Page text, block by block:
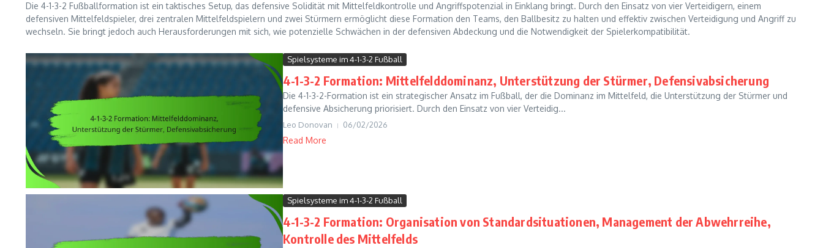
Die 4-1-3-2 Fußballformation ist ein taktisches Setup, das defensive Solidität mit Mittelfeldkontrolle und Angriffspotenzial in Einklang bringt. Durch den Einsatz von vier Verteidigern, einem
defensiven Mittelfeldspieler, drei zentralen Mittelfeldspielern und zwei Stürmern ermöglicht diese Formation den Teams, den Ballbesitz zu halten und effektiv zwischen Verteidigung und Angriff zu
wechseln. Sie bringt jedoch auch Herausforderungen mit sich, wie potenzielle Schwächen in der defensiven Abdeckung und die Notwendigkeit der Spielerkompatibilität.
Spielsysteme im 4-1-3-2 Fußball
4-1-3-2 Formation: Mittelfelddominanz, Unterstützung der Stürmer, Defensivabsicherung
Die 4-1-3-2-Formation ist ein strategischer Ansatz im Fußball, der die Dominanz im Mittelfeld, die Unterstützung der Stürmer und
defensive Absicherung priorisiert. Durch den Einsatz von vier Verteidig...
Leo Donovan 06/02/2026
Read More
Spielsysteme im 4-1-3-2 Fußball
4-1-3-2 Formation: Organisation von Standardsituationen, Management der Abwehrreihe,
Kontrolle des Mittelfelds